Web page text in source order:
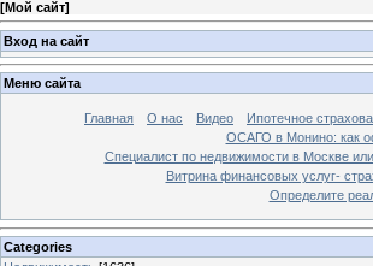
[Мой сайт]
Вход на сайт
Меню сайта
Главная О нас Видео
Ипотечное
ОСАГО в Монино: как
Специалист по недвижимости в Москве
Витрина финансовых услуг-
Определите
Categories